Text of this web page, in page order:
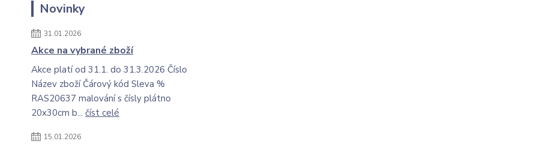
Novinky
31.01.2026
Akce na vybrané zboží
Akce platí od 31.1. do 31.3.2026 Číslo
Název zboží Čárový kód Sleva %
RAS20637 malování s čísly plátno
20x30cm b... číst celé
15.01.2026